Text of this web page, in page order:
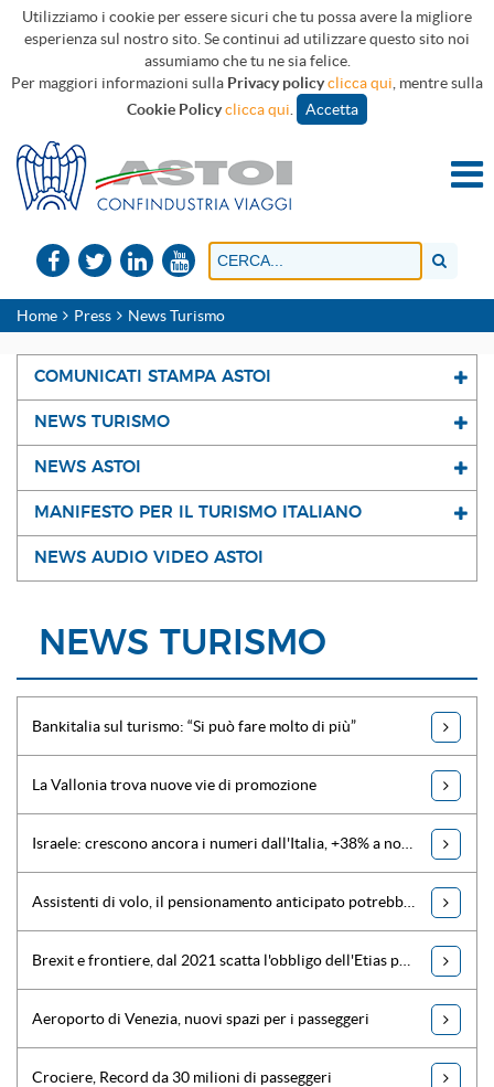
Utilizziamo i cookie per essere sicuri che tu possa avere la migliore
esperienza sul nostro sito. Se continui ad utilizzare questo sito noi
assumiamo che tu ne sia felice.
Per maggiori informazioni sulla Privacy policyclicca qui , mentre sulla
Cookie Policyclicca qui Accetta
Home Press News Turismo
COMUNICATI STAMPA ASTOI
NEWS TURISMO
NEWS ASTOI
MANIFESTO PER IL TURISMO ITALIANO
NEWS AUDIO VIDEO ASTOI
NEWS TURISMO
Bankitalia sul turismo: “Si può fare molto di più”
La Vallonia trova nuove vie di promozione
Aeroporto di Venezia, nuovi spazi per i passeggeri
Crociere, Record da 30 milioni di passeggeri